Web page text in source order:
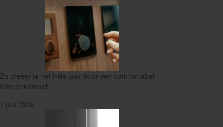
Zo creëer je het hele jaar door een comfortabel
binnenklimaat
7 juli 2026